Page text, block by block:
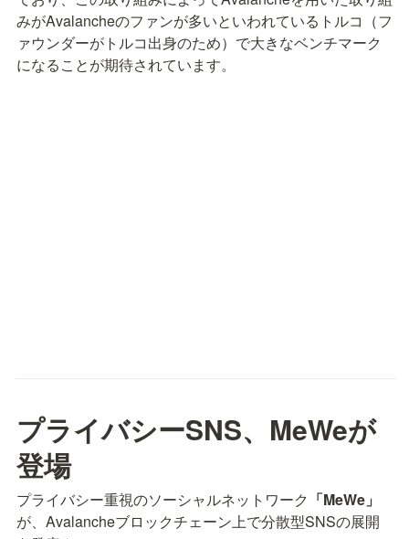
みがAvalancheのファンが多いといわれているトルコ（フ
ァウンダーがトルコ出身のため）で大きなベンチマーク
になることが期待されています。
プライバシーSNS、MeWeが
登場
プライバシー重視のソーシャルネットワーク 「MeWe」
が、Avalancheブロックチェーン上で分散型SNSの展開